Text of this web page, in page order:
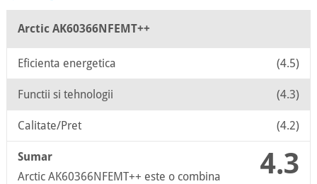
Arctic AK60366NFEMT++
Eficienta energetica (4.5)
Functii si tehnologii (4.3)
Calitate/Pret (4.2)
4.3
Sumar
Arctic AK60366NFEMT++ este o combina